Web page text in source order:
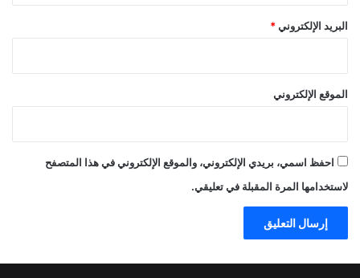
البريد الإلكتروني *
الموقع الإلكتروني
احفظ اسمي، بريدي الإلكتروني، والموقع الإلكتروني في هذا المتصفح
لاستخدامها المرة المقبلة في تعليقي.